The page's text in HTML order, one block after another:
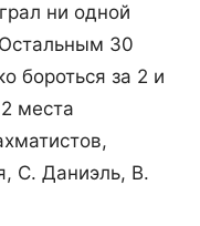
ни одной
30
бороться за 2 и
места
С. Даниэль, В.